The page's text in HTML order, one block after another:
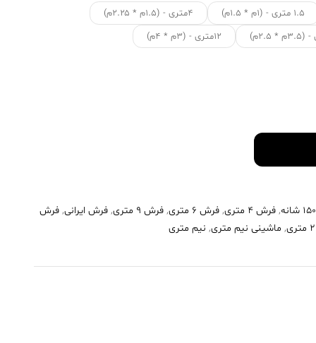
۱.۵ متری - (۱م * ۱.۵م)
۴متری - (۱.۵م * ۲.۲۵م)
۱۲متری - (۳م * ۴م)
, فرش 4 متری , فرش 6 متری , فرش 9 متری , فرش ایرانی, فرش
, ماشینی نیم متری, نیم متری